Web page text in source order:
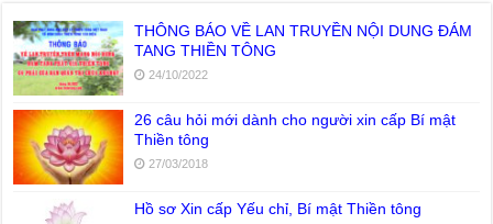
THÔNG BÁO VỀ LAN TRUYỀN NỘI DUNG ĐÁM
TANG THIỀN TÔNG
24/10/2022
26 câu hỏi mới dành cho người xin cấp Bí mật
Thiền tông
27/03/2018
Hồ sơ Xin cấp Yếu chỉ, Bí mật Thiền tông